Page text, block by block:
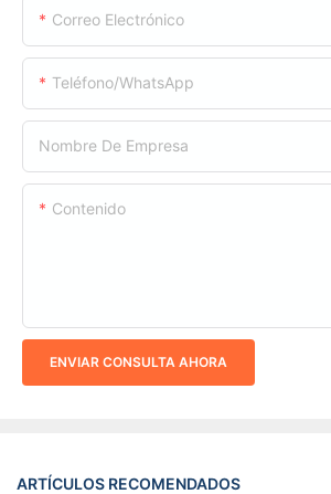
Correo Electrónico
Teléfono/WhatsApp
Nombre De Empresa
Contenido
ENVIAR CONSULTA AHORA
ARTÍCULOS RECOMENDADOS